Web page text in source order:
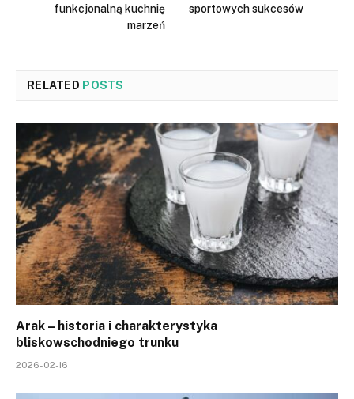
funkcjonalną kuchnię
marzeń
sportowych sukcesów
RELATED POSTS
Arak – historia i charakterystyka
bliskowschodniego trunku
2026-02-16